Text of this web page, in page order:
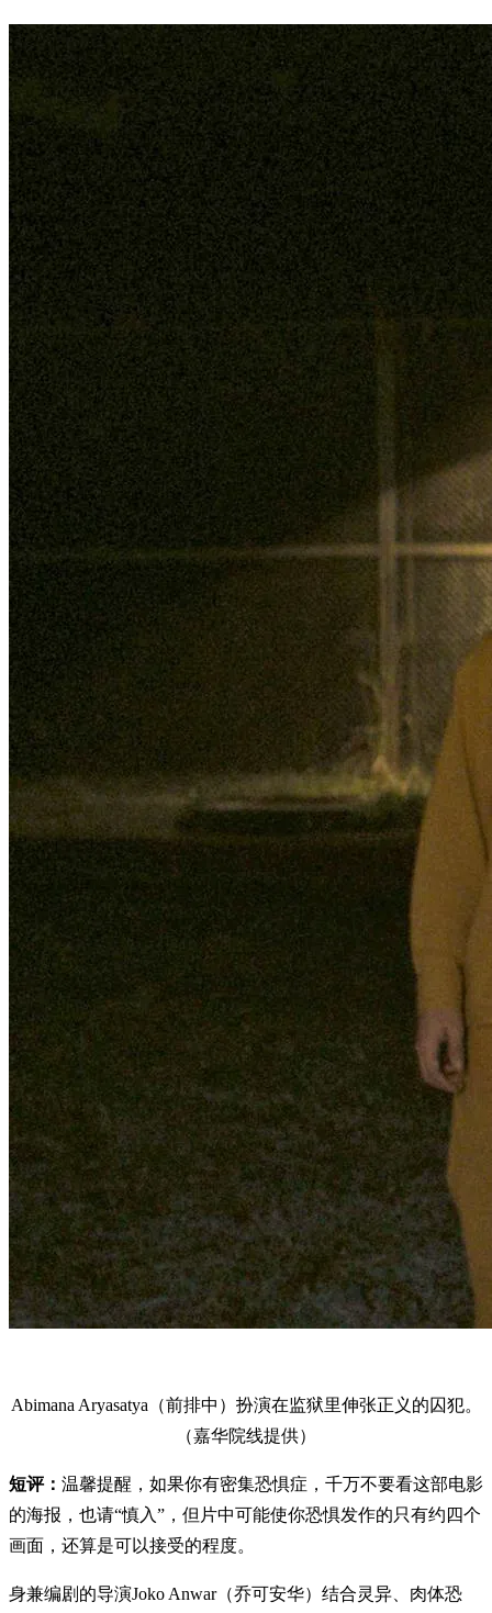
Abimana Aryasatya（前排中）扮演在监狱里伸张正义的囚犯。
（嘉华院线提供）
短评： 温馨提醒，如果你有密集恐惧症，千万不要看这部电影
的海报，也请“慎入”，但片中可能使你恐惧发作的只有约四个
画面，还算是可以接受的程度。
身兼编剧的导演Joko Anwar（乔可安华）结合灵异、肉体恐